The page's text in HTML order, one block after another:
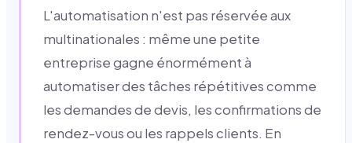
L'automatisation n'est pas réservée aux
multinationales : même une petite
entreprise gagne énormément à
automatiser des tâches répétitives comme
les demandes de devis, les confirmations de
rendez-vous ou les rappels clients. En